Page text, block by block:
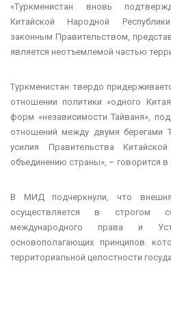
«Туркменистан вновь
Китайской Народной
законным Правительством,
является неотъемлемой частью
Туркменистан твердо
отношении политики «одного
форм «независимости Тайваня»,
отношений между двумя берегами
усилия Правительства
объединению страны», – говорится
В МИД подчеркнули, что
осуществляется в строгом
международного права и
основополагающих принципов
территориальной целостности